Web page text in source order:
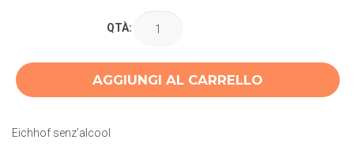
QTÀ:
AGGIUNGI AL CARRELLO
Eichhof senz’alcool